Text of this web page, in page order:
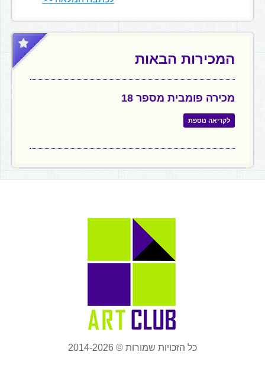
המכירות הבאות
מכירה פומבית מספר 18
לקריאה נוספת
כל הזכויות שמורות © 2014-2026